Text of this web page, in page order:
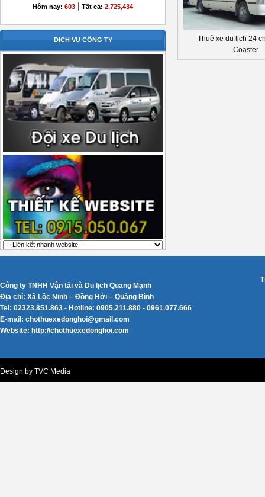
Hôm nay: 603 | Tất cả: 2,725,434
DỊCH VỤ CÔNG TY
Thuê xe du lịch 24
Coaster
Công ty TNHH Vận tải và Du lịch Quang Mạnh
Địa chỉ: Xã Lộc Ninh – Đồng Hới – Quảng Bình
Tel: 02323.851.863 - Hotline: 0905.211.880 - 0961.077.666
E-mail: chothuexedonghoi@gmail.com
Website: http://chothuexedonghoi.com
Design by TVC Media